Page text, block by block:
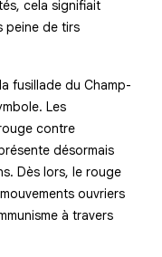
cela signifiait
peine de tirs
fusillade du Champ-
Les
contre
désormais
Dès lors, le rouge
ouvriers
à travers